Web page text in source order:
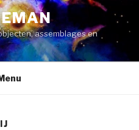
assemblages en